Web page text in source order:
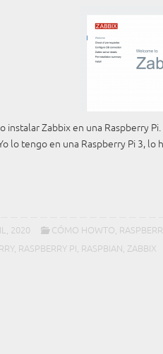
instalar Zabbix en una Raspberry
lo tengo en una Raspberry Pi 3,
2020 CÓMO HOWTO,
, RASPBERRY PI, RASPBIAN, ZABBIX